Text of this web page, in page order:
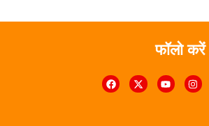
फॉलो करें